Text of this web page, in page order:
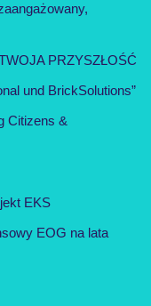
PRZYSZŁOŚĆ
und BrickSolutions”
Citizens &
EKS
EOG na lata